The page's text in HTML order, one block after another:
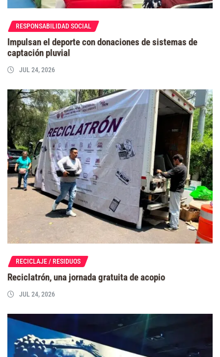
RESPONSABILIDAD SOCIAL
Impulsan el deporte con donaciones de sistemas de
captación pluvial
JUL 24, 2026
RECICLAJE / RESIDUOS
Reciclatrón, una jornada gratuita de acopio
JUL 24, 2026